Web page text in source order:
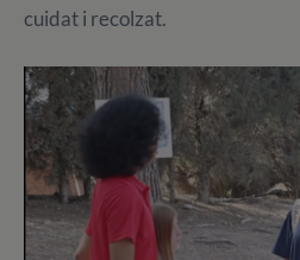
cuidat i recolzat.